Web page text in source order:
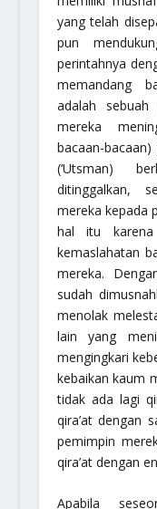
yang telah
pun
perintahnya
memandang
adalah
mereka
bacaan-
(‘Utsman)
ditinggalkan,
mereka kepada
hal itu karena
kemaslahatan
mereka.
sudah
menolak
lain yang
mengingkari
kebaikan kaum
tidak ada lagi
qira’at dengan
pemimpin
qira’at dengan
Apabila